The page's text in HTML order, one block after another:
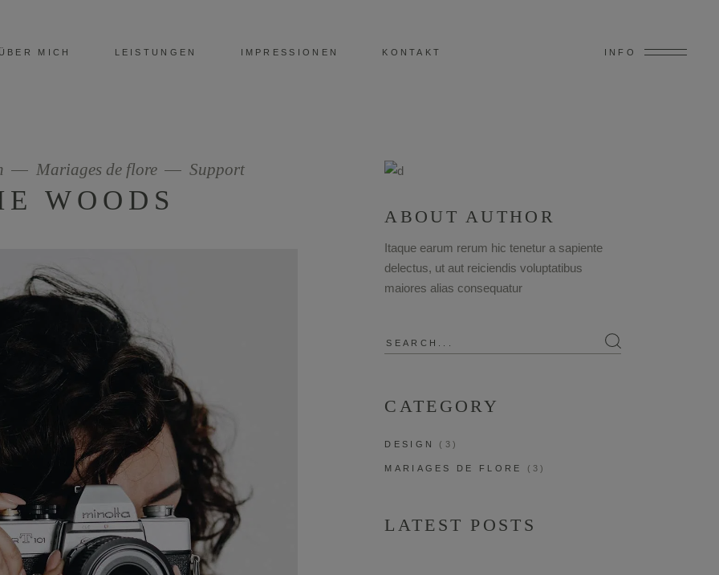
ÜBER MICH LEISTUNGEN IMPRESSIONEN KONTAKT INFO
Mariages de flore Support
WOODS
ABOUT AUTHOR
Itaque earum rerum hic tenetur a sapiente
delectus, ut aut reiciendis voluptatibus
maiores alias consequatur
Search
CATEGORY
DESIGN (3)
MARIAGES DE FLORE (3)
LATEST POSTS